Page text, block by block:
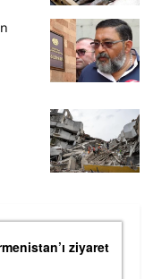
ziyaret